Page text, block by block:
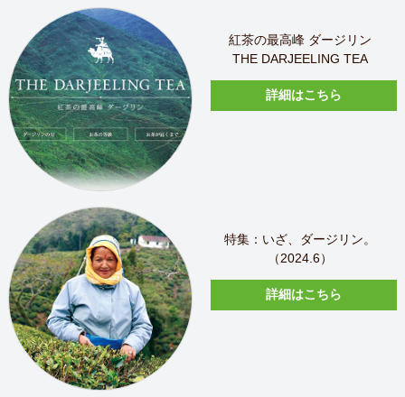
紅茶の最高峰 ダージリン
THE DARJEELING TEA
詳細はこちら
特集：いざ、ダージリン。
（2024.6）
詳細はこちら